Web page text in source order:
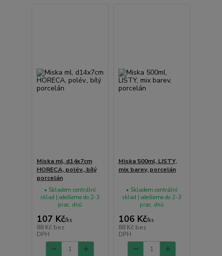
Miska ml, d14x7cm
HORECA, polév., bílý
porcelán
107 Kč/ks
88 Kč bez
DPH
• Skladem centrální
sklad | odešleme do 2-3
prac. dnů
Miska 500ml, LISTY,
mix barev, porcelán
106 Kč/ks
88 Kč bez
DPH
• Skladem centrální
sklad | odešleme do 2-3
prac. dnů